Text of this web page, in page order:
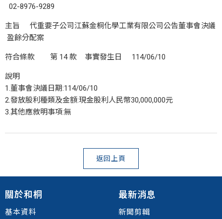
02-8976-9289
主旨 代重要子公司江蘇金桐化學工業有限公司公告董事會決議
盈餘分配案
符合條款 第 14 款 事實發生日 114/06/10
說明
1.董事會決議日期:114/06/10
2.發放股利種類及金額:現金股利人民幣30,000,000元
3.其他應敘明事項:無
返回上頁
關於和桐
基本資料
最新消息
新聞剪輯